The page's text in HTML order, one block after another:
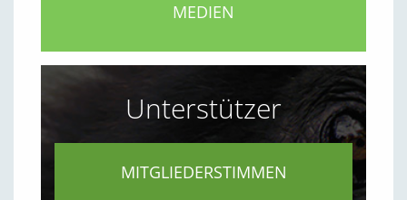
MEDIEN
Unterstützer
MITGLIEDERSTIMMEN